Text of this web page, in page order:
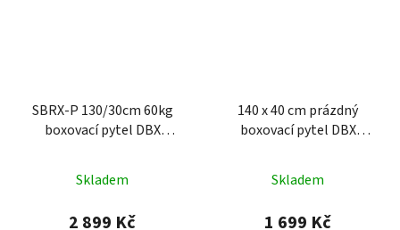
SBRX-P 130/30cm 60kg
boxovací pytel DBX
Skladem
2 899 Kč
140 x 40 cm prázdný
boxovací pytel DBX
Skladem
1 699 Kč